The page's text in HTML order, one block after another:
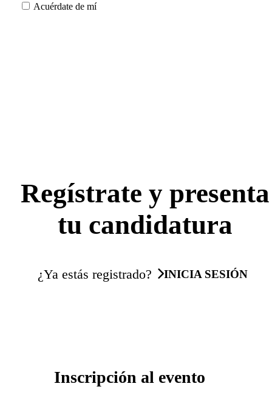
Acuérdate de mí
Regístrate y presenta
tu candidatura
¿Ya estás registrado? INICIA SESIÓN
Inscripción al evento